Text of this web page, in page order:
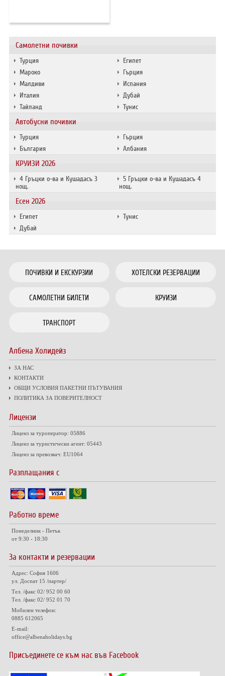
НОВА ГОДИНА 2027
ХОТЕЛИ В АЛБАНИЯ
АВТОБУСИ ПОД НАЕМ
КОНТАКТИ
ОБЩИ УСЛОВИЯ ПАКЕТНИ
ПЪТУВАНИЯ
Самолетни почивки
Турция
Египет
Мароко
Гърция
Малдиви
Испания
Италия
Дубай
Тайланд
Тунис
Автобусни почивки
Турция
Гърция
България
Албания
КРУИЗИ 2026
4 Гръцки о-ва и Кушадасъ 3
нощ.
5 Гръцки о-ва и Кушадасъ 4
нощ.
Есен 2026
Египет
Тунис
Дубай
ПОЧИВКИ И ЕКСКУРЗИИ ХОТЕЛСКИ РЕЗЕРВАЦИИ
САМОЛЕТНИ БИЛЕТИ КРУИЗИ
ТРАНСПОРТ
Албена Холидейз
ЗА НАС
КОНТАКТИ
ОБЩИ УСЛОВИЯ ПАКЕТНИ ПЪТУВАНИЯ
ПОЛИТИКА ЗА ПОВЕРИТЕЛНОСТ
Лицензи
Лиценз за туроператор: 05886
Лиценз за туристически агент: 05443
Лиценз за превозвач: EU1064
Разплащания с
Работно време
Понеделник - Петък
от 9:30 - 18:30
За контакти и резервации
Адрес: София 1606
ул. Доспат 15 /партер/
Тел. /факс 02/ 952 00 60
Тел. /факс 02/ 952 01 70
Мобилен телефон:
0885 612065
E-mail:
office@albenaholidays.bg
Присъединете се към нас във Facebook